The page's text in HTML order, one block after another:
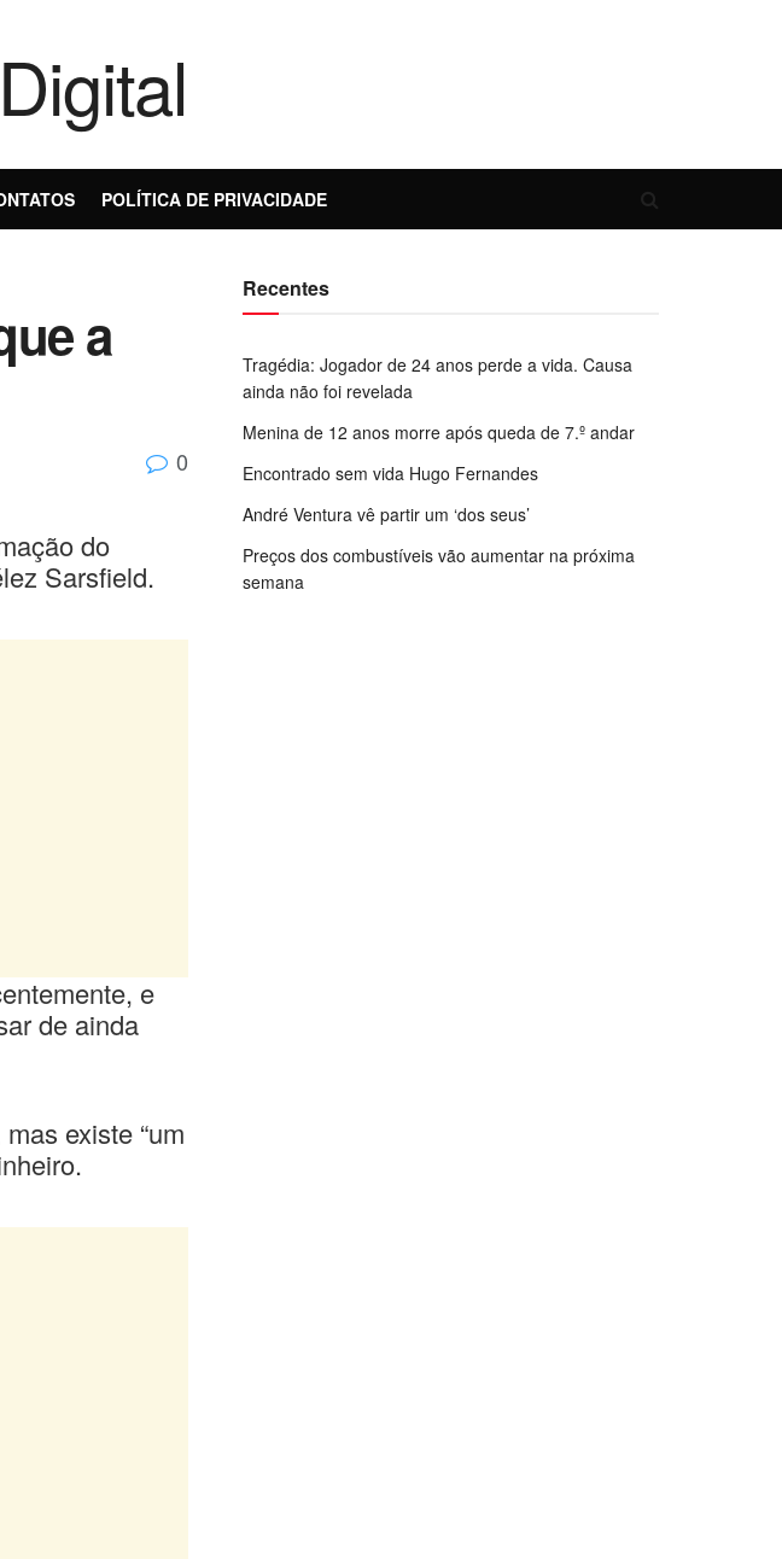
POLÍTICA DE PRIVACIDADE
a
0
do
Sarsfield.
e
de ainda
existe “um
Recentes
Tragédia: Jogador de 24 anos perde a vida. Causa
ainda não foi revelada
Menina de 12 anos morre após queda de 7.º andar
Encontrado sem vida Hugo Fernandes
André Ventura vê partir um ‘dos seus’
Preços dos combustíveis vão aumentar na próxima
semana